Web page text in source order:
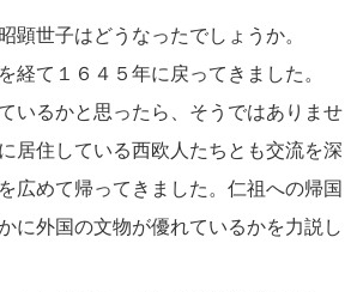
顕世子はどうなったでしょうか。
経て１６４５年に戻ってきました。
いるかと思ったら、そうではありませ
居住している西欧人たちとも交流を深
広めて帰ってきました。仁祖への帰国
に外国の文物が優れているかを力説し